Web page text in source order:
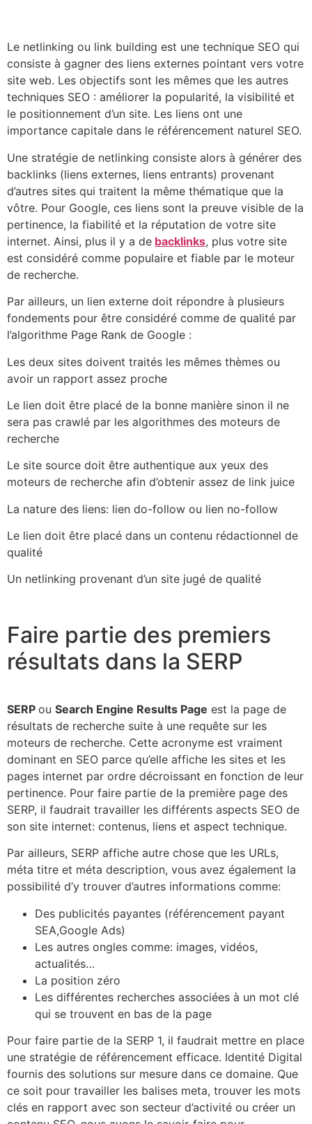
Le netlinking ou link building est une technique SEO qui
consiste à gagner des liens externes pointant vers votre
site web. Les objectifs sont les mêmes que les autres
techniques SEO : améliorer la popularité, la visibilité et
le positionnement d’un site. Les liens ont une
importance capitale dans le référencement naturel SEO.
Une stratégie de netlinking consiste alors à générer des
backlinks (liens externes, liens entrants) provenant
d’autres sites qui traitent la même thématique que la
vôtre. Pour Google, ces liens sont la preuve visible de la
pertinence, la fiabilité et la réputation de votre site
internet. Ainsi, plus il y a de backlinks, plus votre site
est considéré comme populaire et fiable par le moteur
de recherche.
Par ailleurs, un lien externe doit répondre à plusieurs
fondements pour être considéré comme de qualité par
l’algorithme Page Rank de Google :
Les deux sites doivent traités les mêmes thèmes ou
avoir un rapport assez proche
Le lien doit être placé de la bonne manière sinon il ne
sera pas crawlé par les algorithmes des moteurs de
recherche
Le site source doit être authentique aux yeux des
moteurs de recherche afin d’obtenir assez de link juice
La nature des liens: lien do-follow ou lien no-follow
Le lien doit être placé dans un contenu rédactionnel de
qualité
Un netlinking provenant d’un site jugé de qualité
Faire partie des premiers
résultats dans la SERP
SERP ou Search Engine Results Page est la page de
résultats de recherche suite à une requête sur les
moteurs de recherche. Cette acronyme est vraiment
dominant en SEO parce qu’elle affiche les sites et les
pages internet par ordre décroissant en fonction de leur
pertinence. Pour faire partie de la première page des
SERP, il faudrait travailler les différents aspects SEO de
son site internet: contenus, liens et aspect technique.
Par ailleurs, SERP affiche autre chose que les URLs,
méta titre et méta description, vous avez également la
possibilité d’y trouver d’autres informations comme:
Des publicités payantes (référencement payant
SEA,Google Ads)
Les autres ongles comme: images, vidéos,
actualités…
La position zéro
Les différentes recherches associées à un mot clé
qui se trouvent en bas de la page
Pour faire partie de la SERP 1, il faudrait mettre en place
une stratégie de référencement efficace. Identité Digital
fournis des solutions sur mesure dans ce domaine. Que
ce soit pour travailler les balises meta, trouver les mots
clés en rapport avec son secteur d’activité ou créer un